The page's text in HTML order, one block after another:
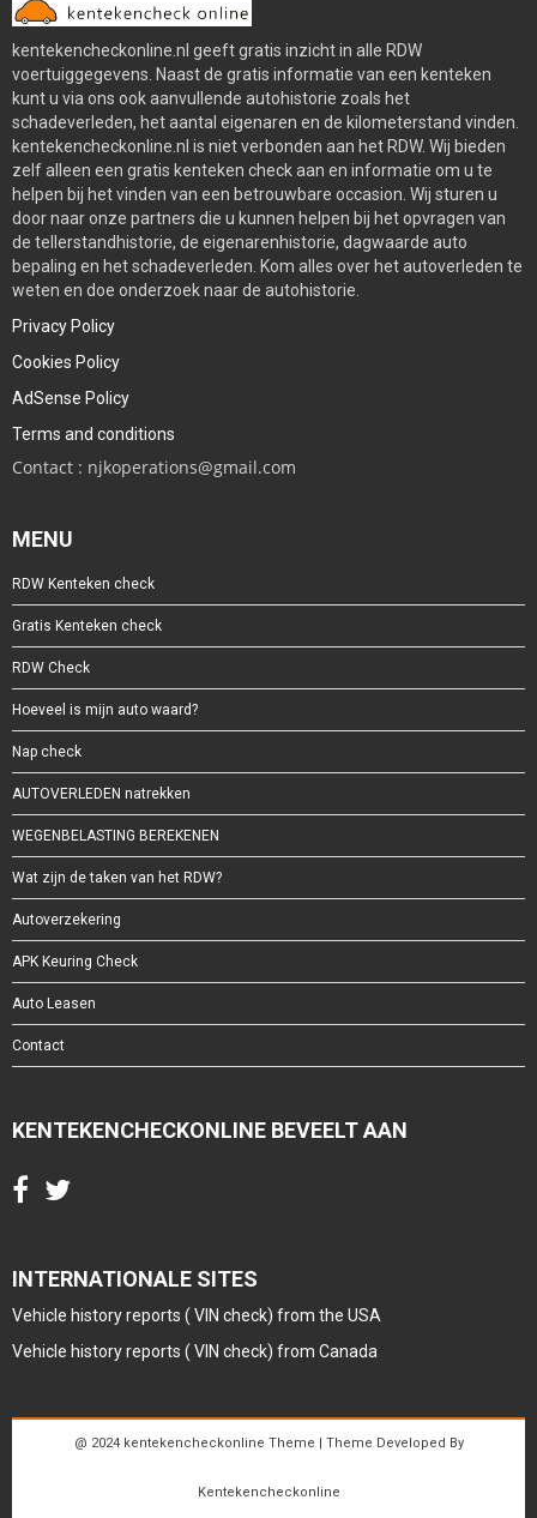
kentekencheckonline.nl geeft gratis inzicht in alle RDW
voertuiggegevens. Naast de gratis informatie van een kenteken
kunt u via ons ook aanvullende autohistorie zoals het
schadeverleden, het aantal eigenaren en de kilometerstand vinden.
kentekencheckonline.nl is niet verbonden aan het RDW. Wij bieden
zelf alleen een gratis kenteken check aan en informatie om u te
helpen bij het vinden van een betrouwbare occasion. Wij sturen u
door naar onze partners die u kunnen helpen bij het opvragen van
de tellerstandhistorie, de eigenarenhistorie, dagwaarde auto
bepaling en het schadeverleden. Kom alles over het autoverleden te
weten en doe onderzoek naar de autohistorie.
Privacy Policy
Cookies Policy
AdSense Policy
Terms and conditions
Contact : njkoperations@gmail.com
MENU
RDW Kenteken check
Gratis Kenteken check
RDW Check
Hoeveel is mijn auto waard?
Nap check
AUTOVERLEDEN natrekken
WEGENBELASTING BEREKENEN
Wat zijn de taken van het RDW?
Autoverzekering
APK Keuring Check
Auto Leasen
Contact
KENTEKENCHECKONLINE BEVEELT AAN
INTERNATIONALE SITES
Vehicle history reports ( VIN check) from the USA
Vehicle history reports ( VIN check) from Canada
@ 2024 kentekencheckonline Theme | Theme Developed By
Kentekencheckonline